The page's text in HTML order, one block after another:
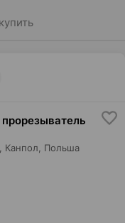
Канпол , Польша